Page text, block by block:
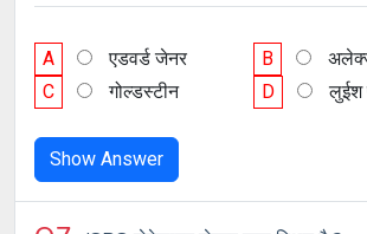
A एडवर्ड जेनर B
C
गोल्डस्टीन D लुईश
Show Answer